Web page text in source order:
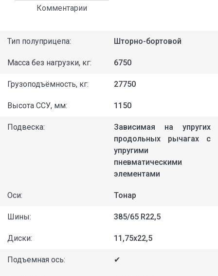
Комментарии
Тип полуприцепа: Шторно-бортовой
Масса без нагрузки, кг: 6750
Грузоподъёмность, кг: 27750
Высота ССУ, мм: 1150
Подвеска:
Зависимая на упругих
продольных рычагах с
упругими
пневматическими
элементами
Оси: Тонар
Шины: 385/65 R22,5
Диски: 11,75х22,5
Подъемная ось: ✔